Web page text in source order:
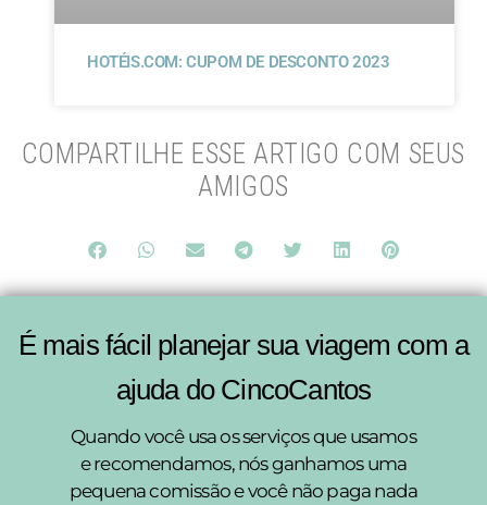
HOTÉIS.COM: CUPOM DE DESCONTO 2023
COMPARTILHE ESSE ARTIGO COM SEUS
AMIGOS
É mais fácil planejar sua viagem com a
ajuda do CincoCantos
Quando você usa os serviços que usamos
e recomendamos, nós ganhamos uma
pequena comissão e você não paga nada